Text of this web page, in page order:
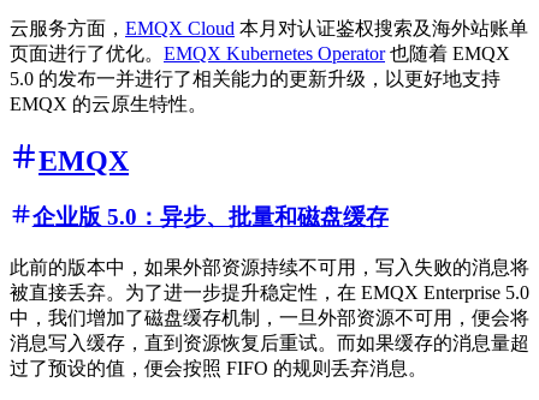
云服务方面， EMQX Cloud 本月对认证鉴权搜索及海外站账单
页面进行了优化。 EMQX Kubernetes Operator也随着 EMQX
5.0 的发布一并进行了相关能力的更新升级，以更好地支持
EMQX 的云原生特性。
EMQX
企业版 5.0：异步、批量和磁盘缓存
此前的版本中，如果外部资源持续不可用，写入失败的消息将
被直接丢弃。为了进一步提升稳定性，在 EMQX Enterprise 5.0
中，我们增加了磁盘缓存机制，一旦外部资源不可用，便会将
消息写入缓存，直到资源恢复后重试。而如果缓存的消息量超
过了预设的值，便会按照 FIFO 的规则丢弃消息。